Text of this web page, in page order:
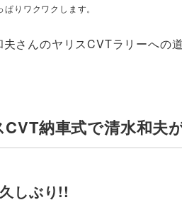
りワクワクします。
夫さんのヤリスCVTラリーへ
納車式で清水和夫
しぶり!!